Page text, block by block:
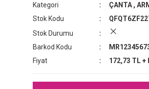
Kategori
ÇANTA ,
Stok Kodu
Stok Durumu
Barkod Kodu
Fiyat
172,73 TL +